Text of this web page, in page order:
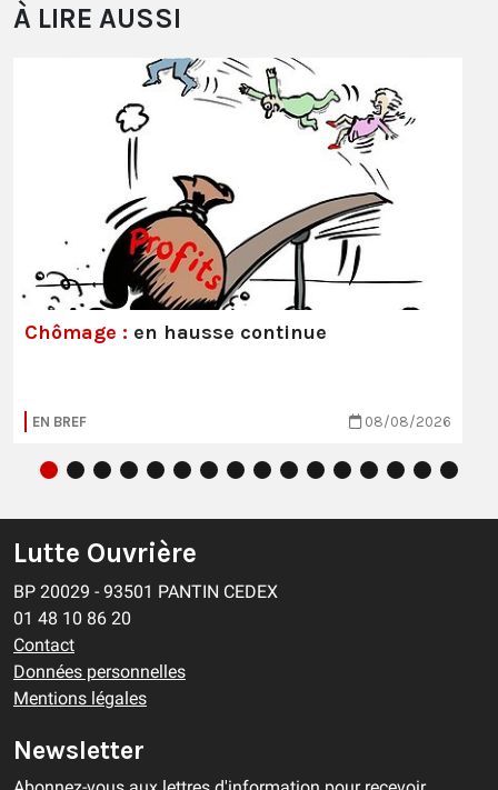
À LIRE AUSSI
Chômage : en hausse continue
EN BREF 08/08/2026
Lutte Ouvrière
BP 20029 - 93501 PANTIN CEDEX
01 48 10 86 20
Contact
Données personnelles
Mentions légales
Newsletter